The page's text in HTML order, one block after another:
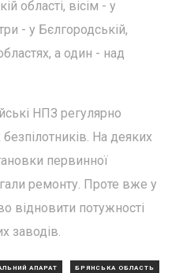
області, вісім - у
- у Бєлгородській,
а один - над
НПЗ регулярно
На деяких
первинної
ремонту. Проте вже у
відновити потужності
заводів.
АПАРАТ БРЯНСЬКА ОБЛАСТЬ